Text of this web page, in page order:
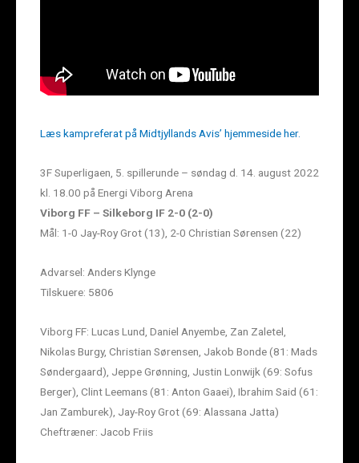
Læs kampreferat på Midtjyllands Avis’ hjemmeside her.
3F Superligaen, 5. spillerunde – søndag d. 14. august 2022
kl. 18.00 på Energi Viborg Arena
Viborg FF – Silkeborg IF 2-0 (2-0)
Mål: 1-0 Jay-Roy Grot (13), 2-0 Christian Sørensen (22)
Advarsel: Anders Klynge
Tilskuere: 5806
Viborg FF: Lucas Lund, Daniel Anyembe, Zan Zaletel,
Nikolas Burgy, Christian Sørensen, Jakob Bonde (81: Mads
Søndergaard), Jeppe Grønning, Justin Lonwijk (69: Sofus
Berger), Clint Leemans (81: Anton Gaaei), Ibrahim Said (61:
Jan Zamburek), Jay-Roy Grot (69: Alassana Jatta)
Cheftræner: Jacob Friis